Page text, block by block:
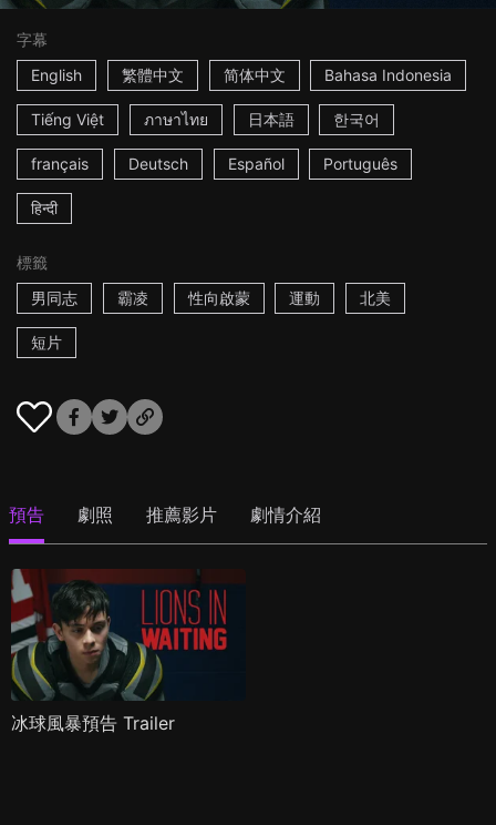
字幕
English
繁體中文 简体中文 Bahasa Indonesia
Tiếng Việt ภาษาไทย 日本語 한국어
français Deutsch Español Português
हिन्दी
標籤
男同志
霸凌 性向啟蒙 運動 北美
短片
預告 劇照 推薦影片 劇情介紹
冰球風暴預告 Trailer